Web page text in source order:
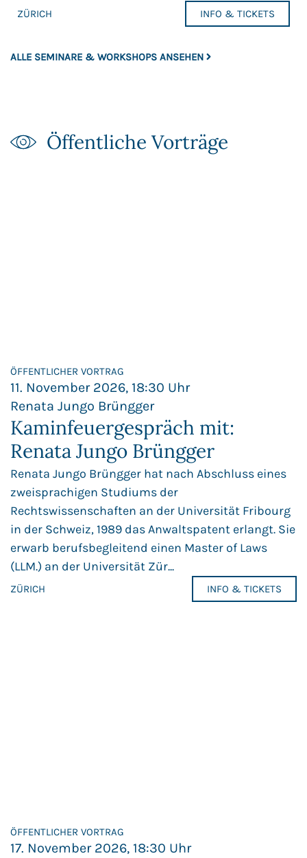
ALLE SEMINARE & WORKSHOPS ANSEHEN
ZÜRICH INFO & TICKETS
Öffentliche Vorträge​
ÖFFENTLICHER VORTRAG
11. November 2026, 18:30 Uhr
Renata Jungo Brüngger
Kaminfeuergespräch mit:
Renata Jungo Brüngger
Renata Jungo Brüngger hat nach Abschluss eines
zweisprachigen Studiums der
Rechtswissenschaften an der Universität Fribourg
in der Schweiz, 1989 das Anwaltspatent erlangt. Sie
erwarb berufsbegleitend einen Master of Laws
(LLM.) an der Universität Zür...
ZÜRICH INFO & TICKETS
ÖFFENTLICHER VORTRAG
17. November 2026, 18:30 Uhr